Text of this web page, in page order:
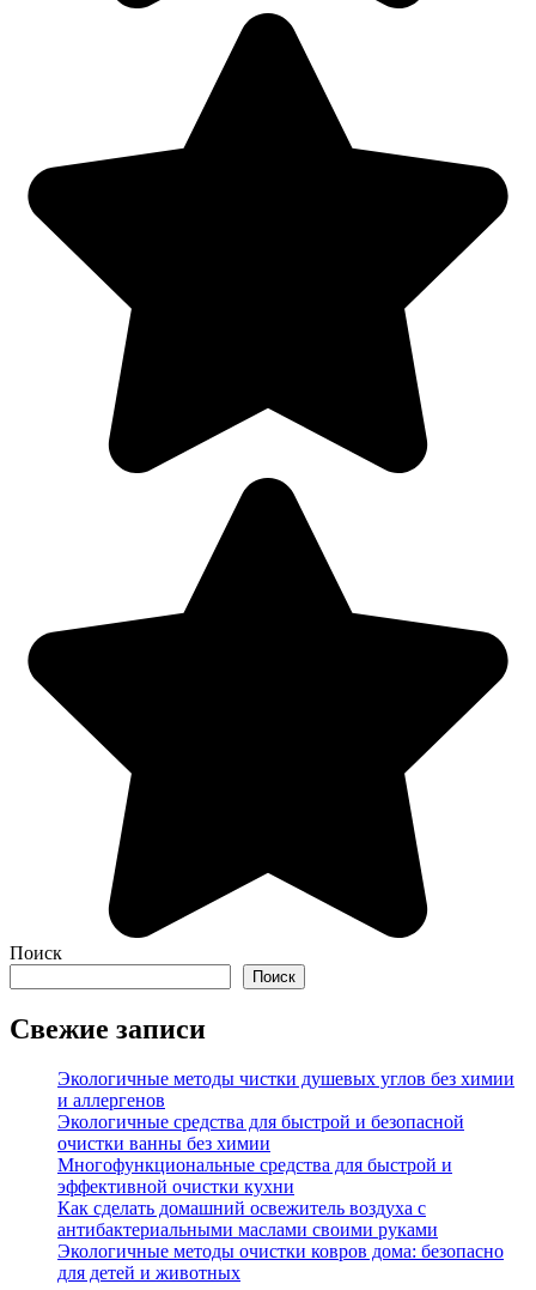
Поиск
Поиск
Свежие записи
Экологичные методы чистки душевых углов без химии
и аллергенов
Экологичные средства для быстрой и безопасной
очистки ванны без химии
Многофункциональные средства для быстрой и
эффективной очистки кухни
Как сделать домашний освежитель воздуха с
антибактериальными маслами своими руками
Экологичные методы очистки ковров дома: безопасно
для детей и животных